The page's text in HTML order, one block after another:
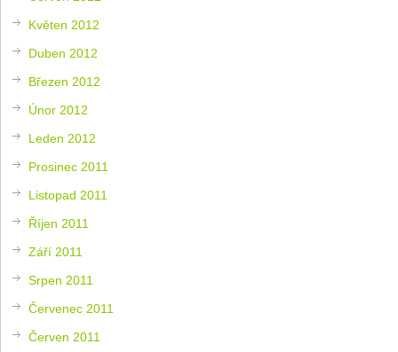
Květen 2012
Duben 2012
Březen 2012
Únor 2012
Leden 2012
Prosinec 2011
Listopad 2011
Říjen 2011
Září 2011
Srpen 2011
Červenec 2011
Červen 2011